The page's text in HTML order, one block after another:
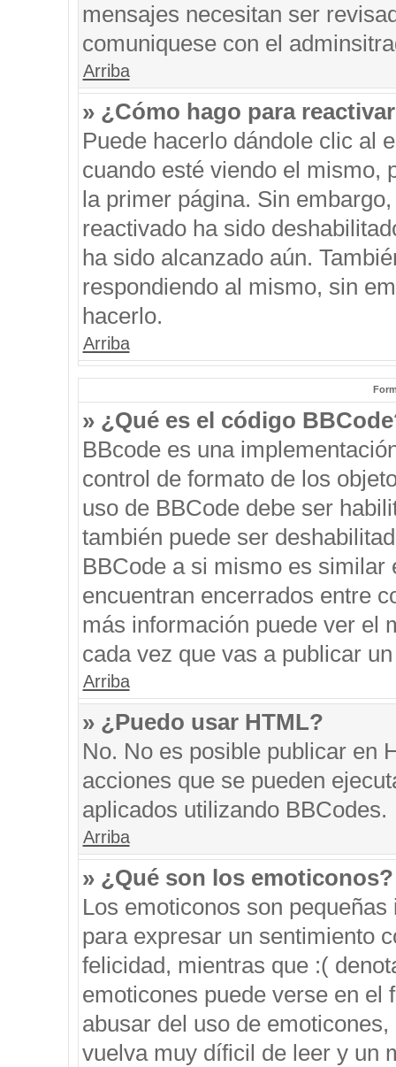
mensajes necesitan ser
comuniquese con el
Arriba
» ¿Cómo hago para
Puede hacerlo dándole clic al
cuando esté viendo el mismo,
la primer página. Sin
reactivado ha sido
ha sido alcanzado aún.
respondiendo al mismo, sin
hacerlo.
Arriba
» ¿Qué es el código
BBcode es una
control de formato de los
uso de BBCode debe ser
también puede ser
BBCode a si mismo es
encuentran encerrados entre
más información puede ver el
cada vez que vas a publicar
Arriba
» ¿Puedo usar HTML?
No. No es posible publicar en
acciones que se pueden
aplicados utilizando BBCodes.
Arriba
» ¿Qué son los emoticonos?
Los emoticonos son
para expresar un sentimiento
felicidad, mientras que :(
emoticones puede verse en el
abusar del uso de
vuelva muy díficil de leer y un